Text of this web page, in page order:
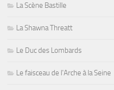
La Scène Bastille
La Shawna Threatt
Le Duc des Lombards
Le faisceau de l'Arche à la Seine